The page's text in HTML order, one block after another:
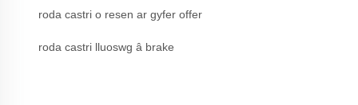
roda castri o resen ar gyfer offer
roda castri lluoswg â brake